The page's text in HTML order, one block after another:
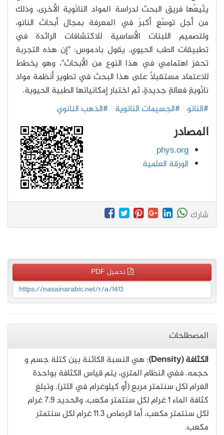
يتّبِعُها فريق البحث لدراسة المواد النانَوية الأخرى، وذلك
من أجل توسّعٍ أكبرَ في المعرفة بمجال أبحاث النانو،
ولتصميم اللبنات الأساسية للاكتشافات الرائدة في
تطبيقات الطب الحيوي. يقول بادموس: "إن هذه التجربة
تحفز اهتمامي في هذا النوع من الأبحاث"، وهو يخطط
للاعتماد مستقبلاً على هذا البحث في تطوير أنظمة مواد
نانّويةٍ فعالةٍ جديدةٍ، ثم اختبار إمكانياتها الطبية الحيوية.
#النانو #الجسيمات النانوية #الذهب النانوي
المصادر
phys.org
الورقة العلمية
شارك
تحميل PDF
https://nasainarabic.net/r/a/1413
المصطلحات
الكثافة (Density)
: هي النسبة الكائنة بين كتلة جسم و
حجمه. ففي النظام المتري، يتم قياس الكثافة بواحدة
الغرام لكل سنتمتر مربع (أو كيلوغرام في اللتر). وتبلغ
كثافة الماء 1 غرام لكل سنتمتر مكعب، والحديد 7.9 غرام
لكل سنتمتر مكعب، أما الرصاص 11.3 غرام لكل سنتمتر
مكعب.